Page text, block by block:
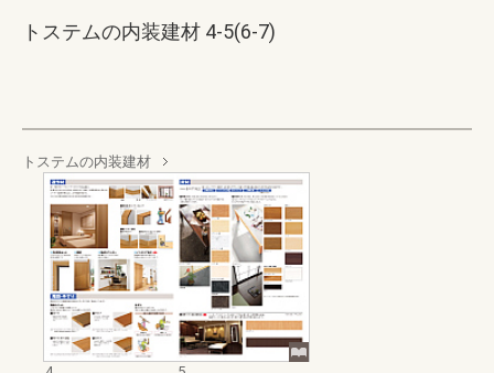
トステムの内装建材 4-5(6-7)
トステムの内装建材